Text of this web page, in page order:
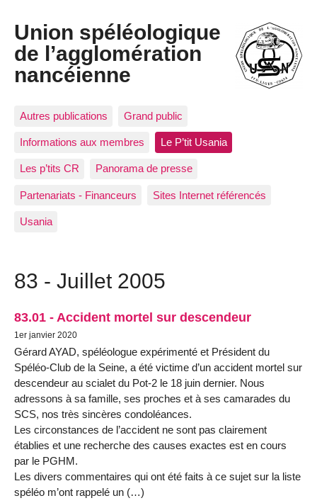
Union spéléologique
de l’agglomération
nancéienne
Autres publications Grand public
Informations aux membres Le P’tit Usania
Les p’tits CR Panorama de presse
Partenariats - Financeurs Sites Internet référencés
Usania
83 - Juillet 2005
83.01 - Accident mortel sur descendeur
1er janvier 2020
Gérard AYAD, spéléologue expérimenté et Président du
Spéléo-Club de la Seine, a été victime d’un accident mortel sur
descendeur au scialet du Pot-2 le 18 juin dernier. Nous
adressons à sa famille, ses proches et à ses camarades du
SCS, nos très sincères condoléances.
Les circonstances de l’accident ne sont pas clairement
établies et une recherche des causes exactes est en cours
par le PGHM.
Les divers commentaires qui ont été faits à ce sujet sur la liste
spéléo m’ont rappelé un (…)